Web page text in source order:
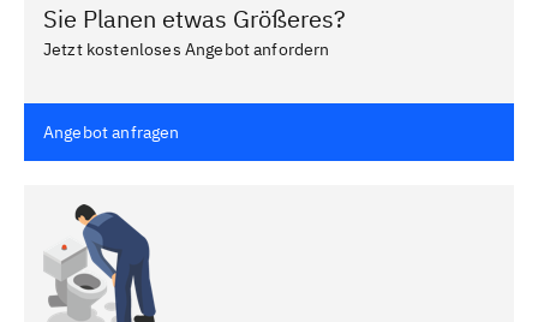
Sie Planen etwas Größeres?
Jetzt kostenloses Angebot anfordern
Angebot anfragen